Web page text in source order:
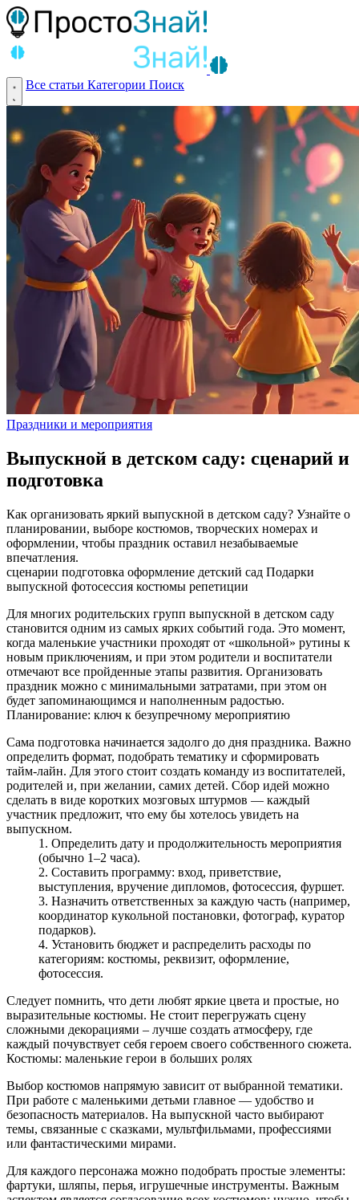
Все статьи Категории Поиск
Праздники и мероприятия
Выпускной в детском саду: сценарий и
подготовка
Как организовать яркий выпускной в детском саду? Узнайте о
планировании, выборе костюмов, творческих номерах и
оформлении, чтобы праздник оставил незабываемые
впечатления.
сценарии подготовка оформление детский сад Подарки
выпускной фотосессия костюмы репетиции
Для многих родительских групп выпускной в детском саду
становится одним из самых ярких событий года. Это момент,
когда маленькие участники проходят от «школьной» рутины к
новым приключениям, и при этом родители и воспитатели
отмечают все пройденные этапы развития. Организовать
праздник можно с минимальными затратами, при этом он
будет запоминающимся и наполненным радостью.
Планирование: ключ к безупречному мероприятию
Сама подготовка начинается задолго до дня праздника. Важно
определить формат, подобрать тематику и сформировать
тайм‑лайн. Для этого стоит создать команду из воспитателей,
родителей и, при желании, самих детей. Сбор идей можно
сделать в виде коротких мозговых штурмов — каждый
участник предложит, что ему бы хотелось увидеть на
выпускном.
Определить дату и продолжительность мероприятия
(обычно 1–2 часа).
Составить программу: вход, приветствие,
выступления, вручение дипломов, фотосессия, фуршет.
Назначить ответственных за каждую часть (например,
координатор кукольной постановки, фотограф, куратор
подарков).
Установить бюджет и распределить расходы по
категориям: костюмы, реквизит, оформление,
фотосессия.
Следует помнить, что дети любят яркие цвета и простые, но
выразительные костюмы. Не стоит перегружать сцену
сложными декорациями – лучше создать атмосферу, где
каждый почувствует себя героем своего собственного сюжета.
Костюмы: маленькие герои в больших ролях
Выбор костюмов напрямую зависит от выбранной тематики.
При работе с маленькими детьми главное — удобство и
безопасность материалов. На выпускной часто выбирают
темы, связанные с сказками, мультфильмами, профессиями
или фантастическими мирами.
Для каждого персонажа можно подобрать простые элементы:
фартуки, шляпы, перья, игрушечные инструменты. Важным